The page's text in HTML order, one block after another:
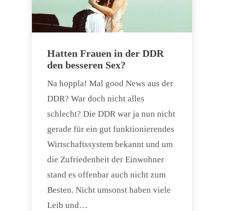
Hatten Frauen in der DDR
den besseren Sex?
Na hoppla! Mal good News aus der
DDR? War doch nicht alles
schlecht? Die DDR war ja nun nicht
gerade für ein gut funktionierendes
Wirtschaftssystem bekannt und um
die Zufriedenheit der Einwohner
stand es offenbar auch nicht zum
Besten. Nicht umsonst haben viele
Leib und…